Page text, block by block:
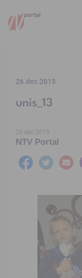
26.dec.2015
unis_13
26.dec.2015
NTV Portal